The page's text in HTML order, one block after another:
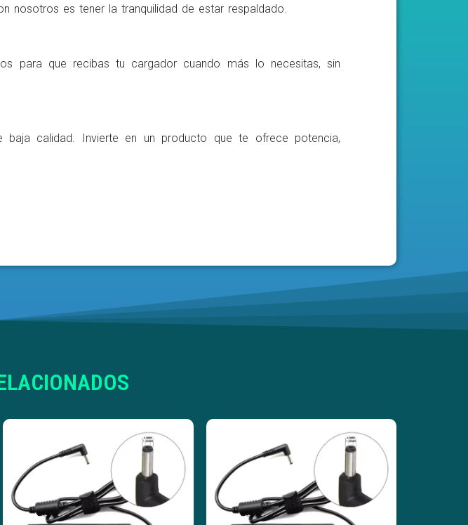
nosotros es tener la tranquilidad de estar respaldado.
para que recibas tu cargador cuando más lo necesitas, sin
calidad. Invierte en un producto que te ofrece potencia,